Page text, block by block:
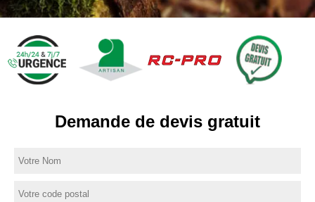
Demande de devis gratuit